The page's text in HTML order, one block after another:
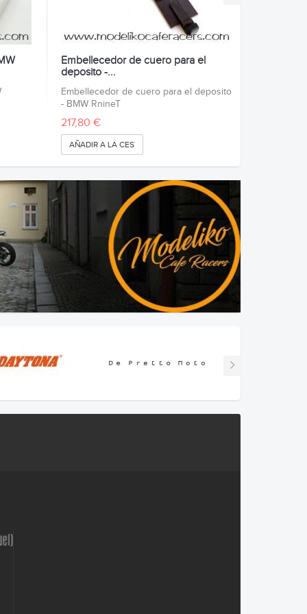
Embellecedor de cuero para el
deposito -...
Embellecedor de cuero para el deposito
- BMW RnineT
217,80 €
AÑADIR A LA CESTA